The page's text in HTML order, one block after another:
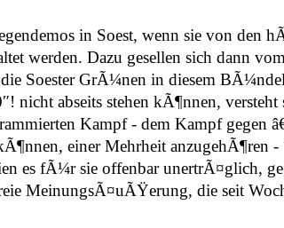
in Soest, wenn sie von den
werden. Dazu gesellen sich dann
Soester GrÃ¼nen in diesem
abseits stehen kÃ¶nnen,
Kampf - dem Kampf gegen
einer Mehrheit anzugehÃ¶ren -
es fÃ¼r sie offenbar unertrÃ¤glich,
MeinungsÃ¤uÃŸerung, die seit